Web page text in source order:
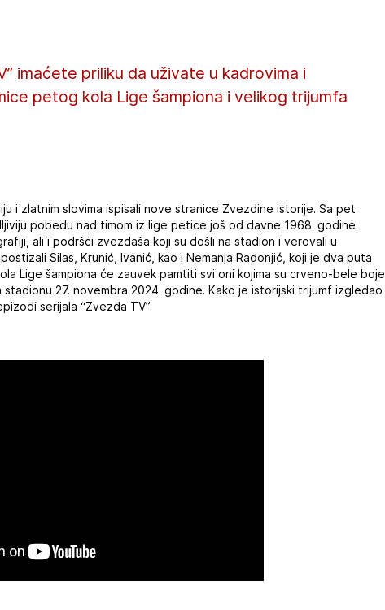
imaćete priliku da uživate u kadrovima i
petog kola Lige šampiona i velikog trijumfa
i zlatnim slovima ispisali nove stranice Zvezdine istorije. Sa pet
pobedu nad timom iz lige petice još od davne 1968. godine.
ali i podršci zvezdaša koji su došli na stadion i verovali u
Silas, Krunić, Ivanić, kao i Nemanja Radonjić, koji je dva puta
Lige šampiona će zauvek pamtiti svi oni kojima su crveno-bele boje
27. novembra 2024. godine. Kako je istorijski trijumf izgledao
serijala “Zvezda TV”.